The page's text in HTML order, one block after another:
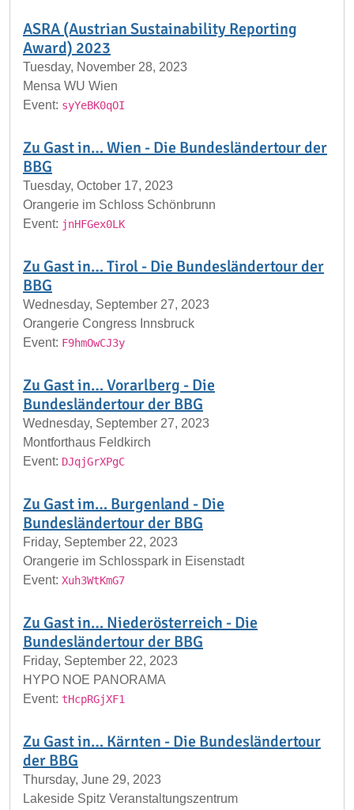
ASRA (Austrian Sustainability Reporting
Award) 2023
Tuesday, November 28, 2023
Mensa WU Wien
Event: syYeBK0qOI
Zu Gast in… Wien - Die Bundesländertour der
BBG
Tuesday, October 17, 2023
Orangerie im Schloss Schönbrunn
Event: jnHFGex0LK
Zu Gast in… Tirol - Die Bundesländertour der
BBG
Wednesday, September 27, 2023
Orangerie Congress Innsbruck
Event: F9hmOwCJ3y
Zu Gast in… Vorarlberg - Die
Bundesländertour der BBG
Wednesday, September 27, 2023
Montforthaus Feldkirch
Event: DJqjGrXPgC
Zu Gast im… Burgenland - Die
Bundesländertour der BBG
Friday, September 22, 2023
Orangerie im Schlosspark in Eisenstadt
Event: Xuh3WtKmG7
Zu Gast in… Niederösterreich - Die
Bundesländertour der BBG
Friday, September 22, 2023
HYPO NOE PANORAMA
Event: tHcpRGjXF1
Zu Gast in… Kärnten - Die Bundesländertour
der BBG
Thursday, June 29, 2023
Lakeside Spitz Veranstaltungszentrum